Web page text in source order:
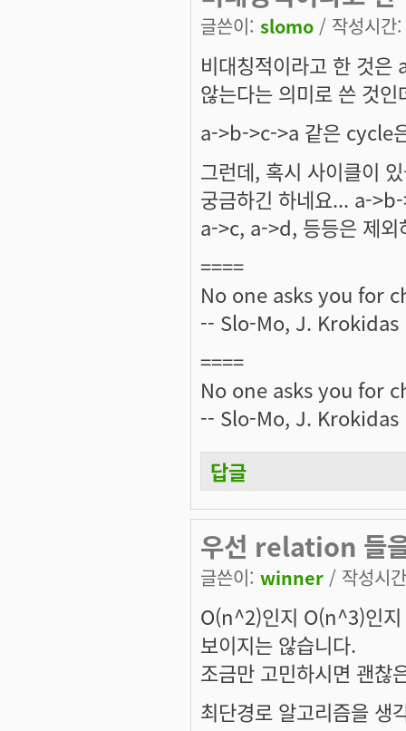
글쓴이: slomo / 작성시
비대칭적이라고 한 것
않는다는 의미로 쓴 것인
a->b->c->a 같은 cycle
그런데, 혹시 사이클이
궁금하긴 하네요... a-
a->c, a->d, 등등은 제외
====
No one asks you for
-- Slo-Mo, J. Krokidas
====
No one asks you for
-- Slo-Mo, J. Krokidas
답글
우선 relation 들
글쓴이: winner / 작성시
O(n^2)인지 O(n^3)인지
보이지는 않습니다.
조금만 고민하시면 괜찮
최단경로 알고리즘을 생